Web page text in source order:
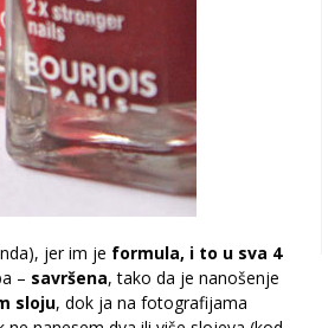
jer im je formula, i to u sva 4
– savršena, tako da je nanošenje
sloju, dok ja na fotografijama